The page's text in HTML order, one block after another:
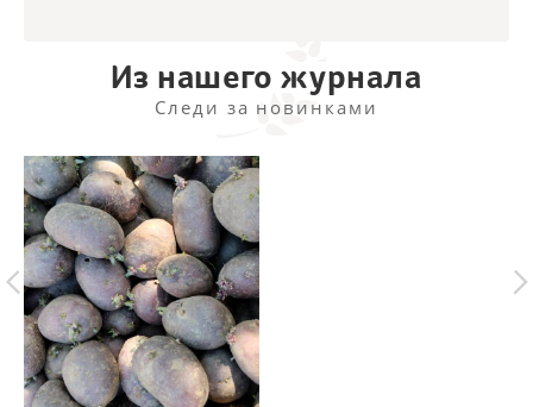
Из нашего журнала
Следи за новинками